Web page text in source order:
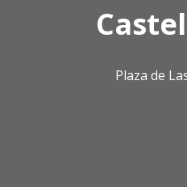
Plaza de